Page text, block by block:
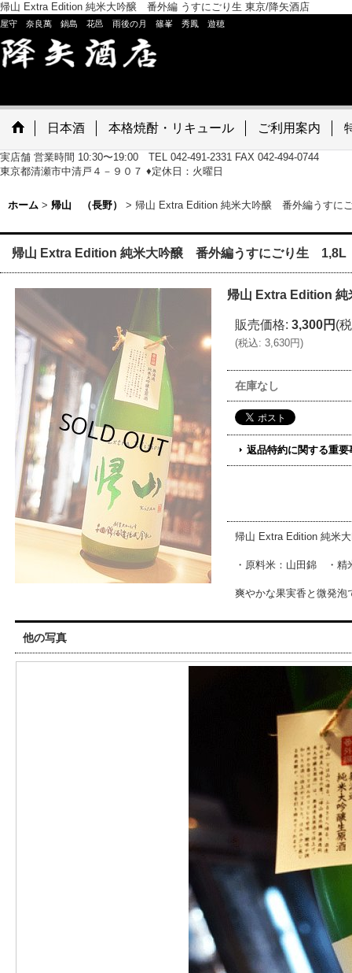
帰山 Extra Edition 純米大吟醸 番外編 うすにごり生 東京/降矢酒店
屋守 奈良萬 鍋島 花邑 雨後の月 篠峯 秀鳳 遊穂
日本酒 本格焼酎・リキュール ご利用案内
実店舗 営業時間 10:30〜19:00 TEL 042-491-2331 FAX 042-494-0744
東京都清瀬市中清戸４－９０７ ♦定休日：火曜日
ホーム > 帰山 （長野） > 帰山 Extra Edition 純米大吟醸 番外編うすに
帰山 Extra Edition 純米大吟醸 番外編うすにごり生 1,8L
帰山 Extra Edition
販売価格: 3,300円 (
(税込: 3,630円)
在庫なし
返品特約に関する重要
帰山 Extra Edition 純米
・原料米：山田錦 ・
爽やかな果実香と微発泡
他の写真